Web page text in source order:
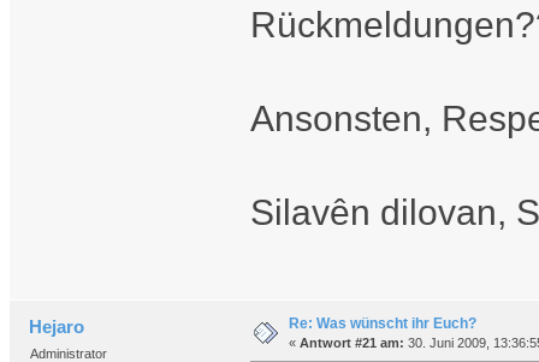
Ansonsten,
Silavên dilovan,
Hejaro
Administrator
Re: Was wünscht ihr Euch?
« Antwort #21 am: 30. Juni 2009,